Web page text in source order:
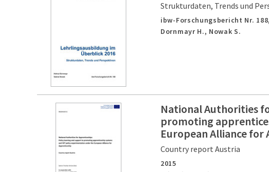
Strukturdaten, Trends und
ibw-Forschungsbericht Nr. 188,
Dornmayr H., Nowak S.
National Authorities
promoting
European Alliance for
Country report Austria
2015